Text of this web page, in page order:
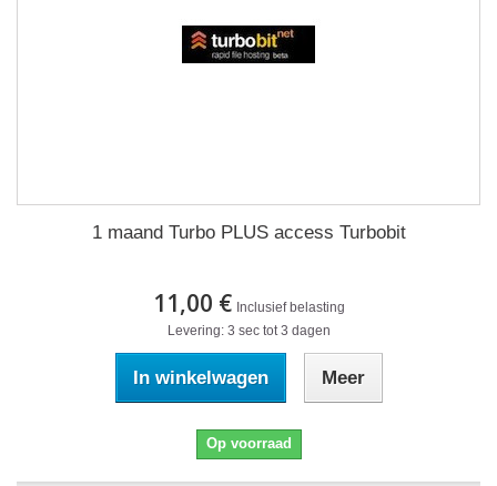
1 maand Turbo PLUS access Turbobit
11,00 € Inclusief belasting
Levering: 3 sec tot 3 dagen
In winkelwagen Meer
Op voorraad